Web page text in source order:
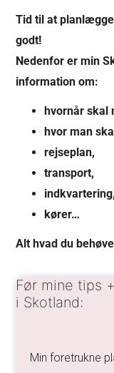
Tid til at
godt!
Nedenfor er min
information om:
hvornår skal
hvor man
rejseplan,
transport,
indkvartering,
kører…
Alt hvad du
Før mine tips
i Skotland:
Min foretrukne